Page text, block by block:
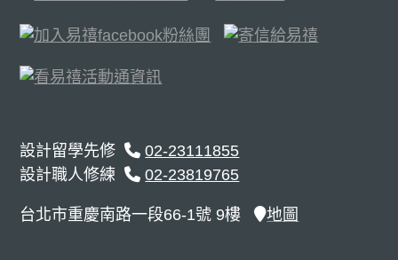
設計留學先修
02-23111855
設計職人修練
02-23819765
台北市重慶南路一段66-1號 9樓 地圖